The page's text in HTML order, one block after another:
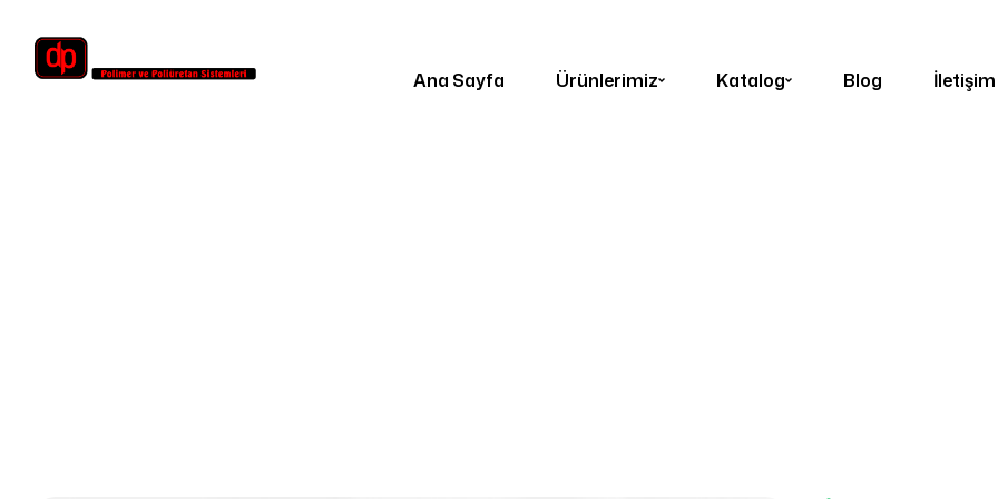
Ana Sayfa Ürünlerimiz Katalog Blog İletişim